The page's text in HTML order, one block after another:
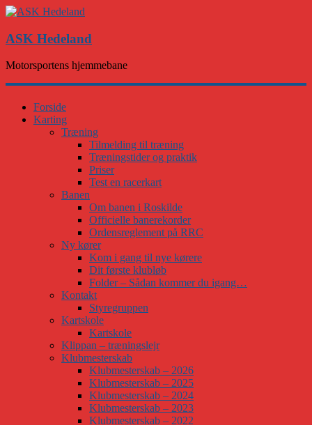
ASK Hedeland
Motorsportens hjemmebane
Forside
Karting
Træning
Tilmelding til træning
Træningstider og praktik
Priser
Test en racerkart
Banen
Om banen i Roskilde
Officielle banerekorder
Ordensreglement på RRC
Ny kører
Kom i gang til nye kørere
Dit første klubløb
Folder – Sådan kommer du igang…
Kontakt
Styregruppen
Kartskole
Kartskole
Klippan – træningslejr
Klubmesterskab
Klubmesterskab – 2026
Klubmesterskab – 2025
Klubmesterskab – 2024
Klubmesterskab – 2023
Klubmesterskab – 2022